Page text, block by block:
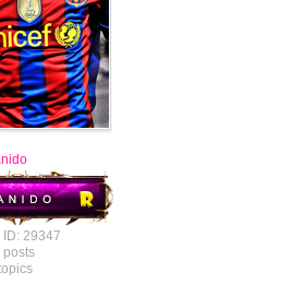
ID: 29347
posts